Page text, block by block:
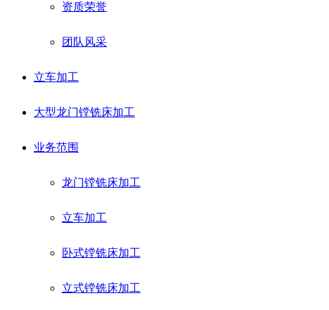
资质荣誉
团队风采
立车加工
大型龙门镗铣床加工
业务范围
龙门镗铣床加工
立车加工
卧式镗铣床加工
立式镗铣床加工